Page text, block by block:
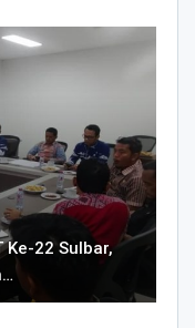
Ke-22 Sulbar,